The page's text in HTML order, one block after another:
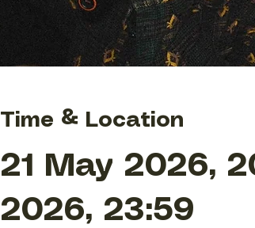
Time & Location
21 May 2026,
2026, 23:59